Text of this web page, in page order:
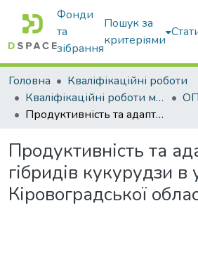
Фонди
та
зібрання
Пошук за
критеріями
Головна
Кваліфікаційні роботи
Кваліфікаційні роботи магістрів
Продуктивність та адаптивність гібридів кукурудзи в умовах Кіровоградської області
Продуктивність та
гібридів кукурудзи в
Кіровоградської